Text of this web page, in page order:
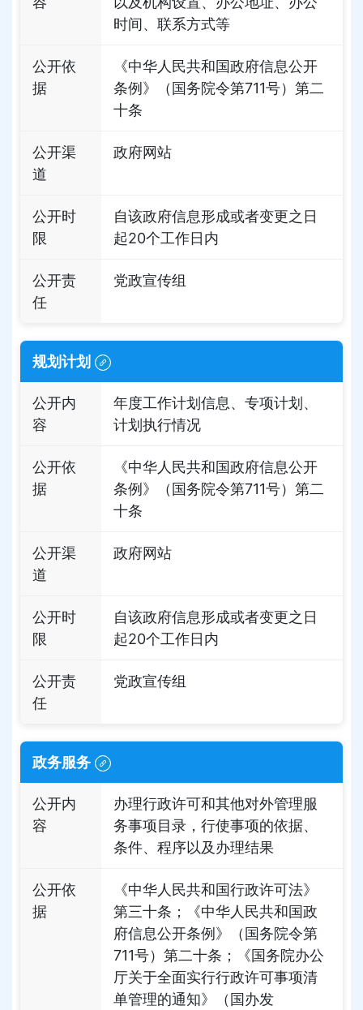
时间、联系方式等
公开依
据
《中华人民共和国政府信息公开
条例》（国务院令第711号）第二
十条
公开渠
道
政府网站
公开时
限
自该政府信息形成或者变更之日
起20个工作日内
公开责
任
党政宣传组
规划计划
公开内
容
年度工作计划信息、专项计划、
计划执行情况
公开依
据
《中华人民共和国政府信息公开
条例》（国务院令第711号）第二
十条
公开渠
道
政府网站
公开时
限
自该政府信息形成或者变更之日
起20个工作日内
公开责
任
党政宣传组
政务服务
公开内
容
办理行政许可和其他对外管理服
务事项目录，行使事项的依据、
条件、程序以及办理结果
公开依
据
《中华人民共和国行政许可法》
第三十条；《中华人民共和国政
府信息公开条例》（国务院令第
711号）第二十条；《国务院办公
厅关于全面实行行政许可事项清
单管理的通知》（国办发